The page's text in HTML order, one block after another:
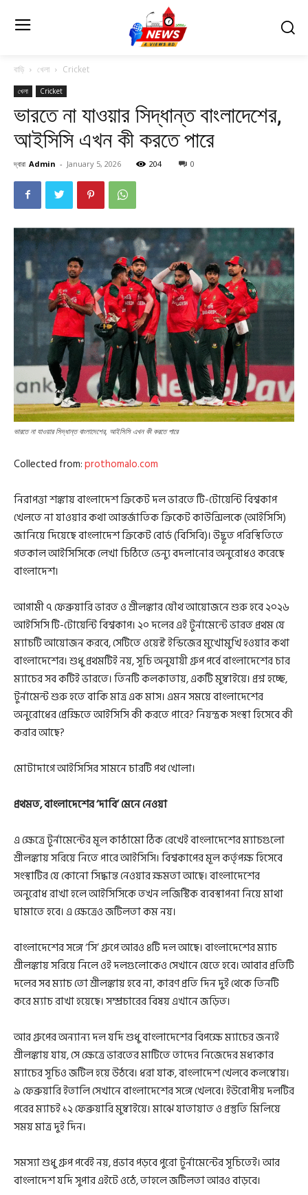
বাড়ি খেলা Cricket
খেলা Cricket
ভারতে না যাওয়ার সিদ্ধান্ত বাংলাদেশের,
আইসিসি এখন কী করতে পারে
দ্বারা Admin - January 5, 2026 204 0
ভারতে না যাওয়ার সিদ্ধান্ত বাংলাদেশের, আইসিসি এখন কী করতে পারে
Collected from:prothomalo.com
নিরাপত্তা শঙ্কায় বাংলাদেশ ক্রিকেট দল ভারতে টি-টোয়েন্টি বিশ্বকাপ
খেলতে না যাওয়ার কথা আন্তর্জাতিক ক্রিকেট কাউন্সিলকে (আইসিসি)
জানিয়ে দিয়েছে বাংলাদেশ ক্রিকেট বোর্ড (বিসিবি)। উদ্ভূত পরিস্থিতিতে
গতকাল আইসিসিকে লেখা চিঠিতে ভেন্যু বদলানোর অনুরোধও করেছে
বাংলাদেশ।
আগামী ৭ ফেব্রুয়ারি ভারত ও শ্রীলঙ্কার যৌথ আয়োজনে শুরু হবে ২০২৬
আইসিসি টি-টোয়েন্টি বিশ্বকাপ। ২০ দলের এই টুর্নামেন্টে ভারত প্রথম যে
ম্যাচটি আয়োজন করবে, সেটিতে ওয়েস্ট ইন্ডিজের মুখোমুখি হওয়ার কথা
বাংলাদেশের। শুধু প্রথমটিই নয়, সূচি অনুযায়ী গ্রুপ পর্বে বাংলাদেশের চার
ম্যাচের সব কটিই ভারতে। তিনটি কলকাতায়, একটি মুম্বাইয়ে। প্রশ্ন হচ্ছে,
টুর্নামেন্ট শুরু হতে বাকি মাত্র এক মাস। এমন সময়ে বাংলাদেশের
অনুরোধের প্রেক্ষিতে আইসিসি কী করতে পারে? নিয়ন্ত্রক সংস্থা হিসেবে কী
করার আছে?
মোটাদাগে আইসিসির সামনে চারটি পথ খোলা।
প্রথমত, বাংলাদেশের ‘দাবি’ মেনে নেওয়া
এ ক্ষেত্রে টুর্নামেন্টের মূল কাঠামো ঠিক রেখেই বাংলাদেশের ম্যাচগুলো
শ্রীলঙ্কায় সরিয়ে নিতে পারে আইসিসি। বিশ্বকাপের মূল কর্তৃপক্ষ হিসেবে
সংস্থাটির যে কোনো সিদ্ধান্ত নেওয়ার ক্ষমতা আছে। বাংলাদেশের
অনুরোধ রাখা হলে আইসিসিকে তখন লজিস্টিক ব্যবস্থাপনা নিয়ে মাথা
ঘামাতে হবে। এ ক্ষেত্রেও জটিলতা কম নয়।
বাংলাদেশের সঙ্গে ‘সি’ গ্রুপে আরও ৪টি দল আছে। বাংলাদেশের ম্যাচ
শ্রীলঙ্কায় সরিয়ে নিলে ওই দলগুলোকেও সেখানে যেতে হবে। আবার প্রতিটি
দলের সব ম্যাচ তো শ্রীলঙ্কায় হবে না, কারণ প্রতি দিন দুই থেকে তিনটি
করে ম্যাচ রাখা হয়েছে। সম্প্রচারের বিষয় এখানে জড়িত।
আর গ্রুপের অন্যান্য দল যদি শুধু বাংলাদেশের বিপক্ষে ম্যাচের জন্যই
শ্রীলঙ্কায় যায়, সে ক্ষেত্রে ভারতের মাটিতে তাদের নিজেদের মধ্যকার
ম্যাচের সূচিও জটিল হয়ে উঠবে। ধরা যাক, বাংলাদেশ খেলবে কলম্বোয়।
৯ ফেব্রুয়ারি ইতালি সেখানে বাংলাদেশের সঙ্গে খেলবে। ইউরোপীয় দলটির
পরের ম্যাচই ১২ ফেব্রুয়ারি মুম্বাইয়ে। মাঝে যাতায়াত ও প্রস্তুতি মিলিয়ে
সময় মাত্র দুই দিন।
সমস্যা শুধু গ্রুপ পর্বেই নয়, প্রভাব পড়বে পুরো টুর্নামেন্টের সূচিতেই। আর
বাংলাদেশ যদি সুপার এইটে ওঠে, তাহলে জটিলতা আরও বাড়বে।